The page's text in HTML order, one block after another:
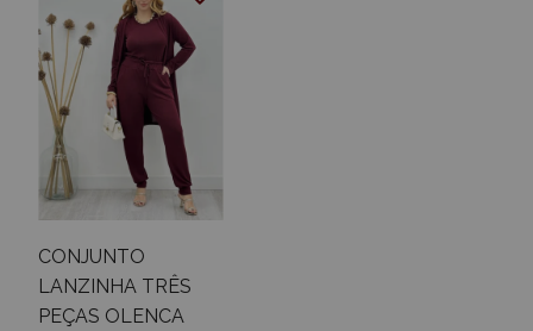
CONJUNTO
LANZINHA TRÊS
PEÇAS OLENCA